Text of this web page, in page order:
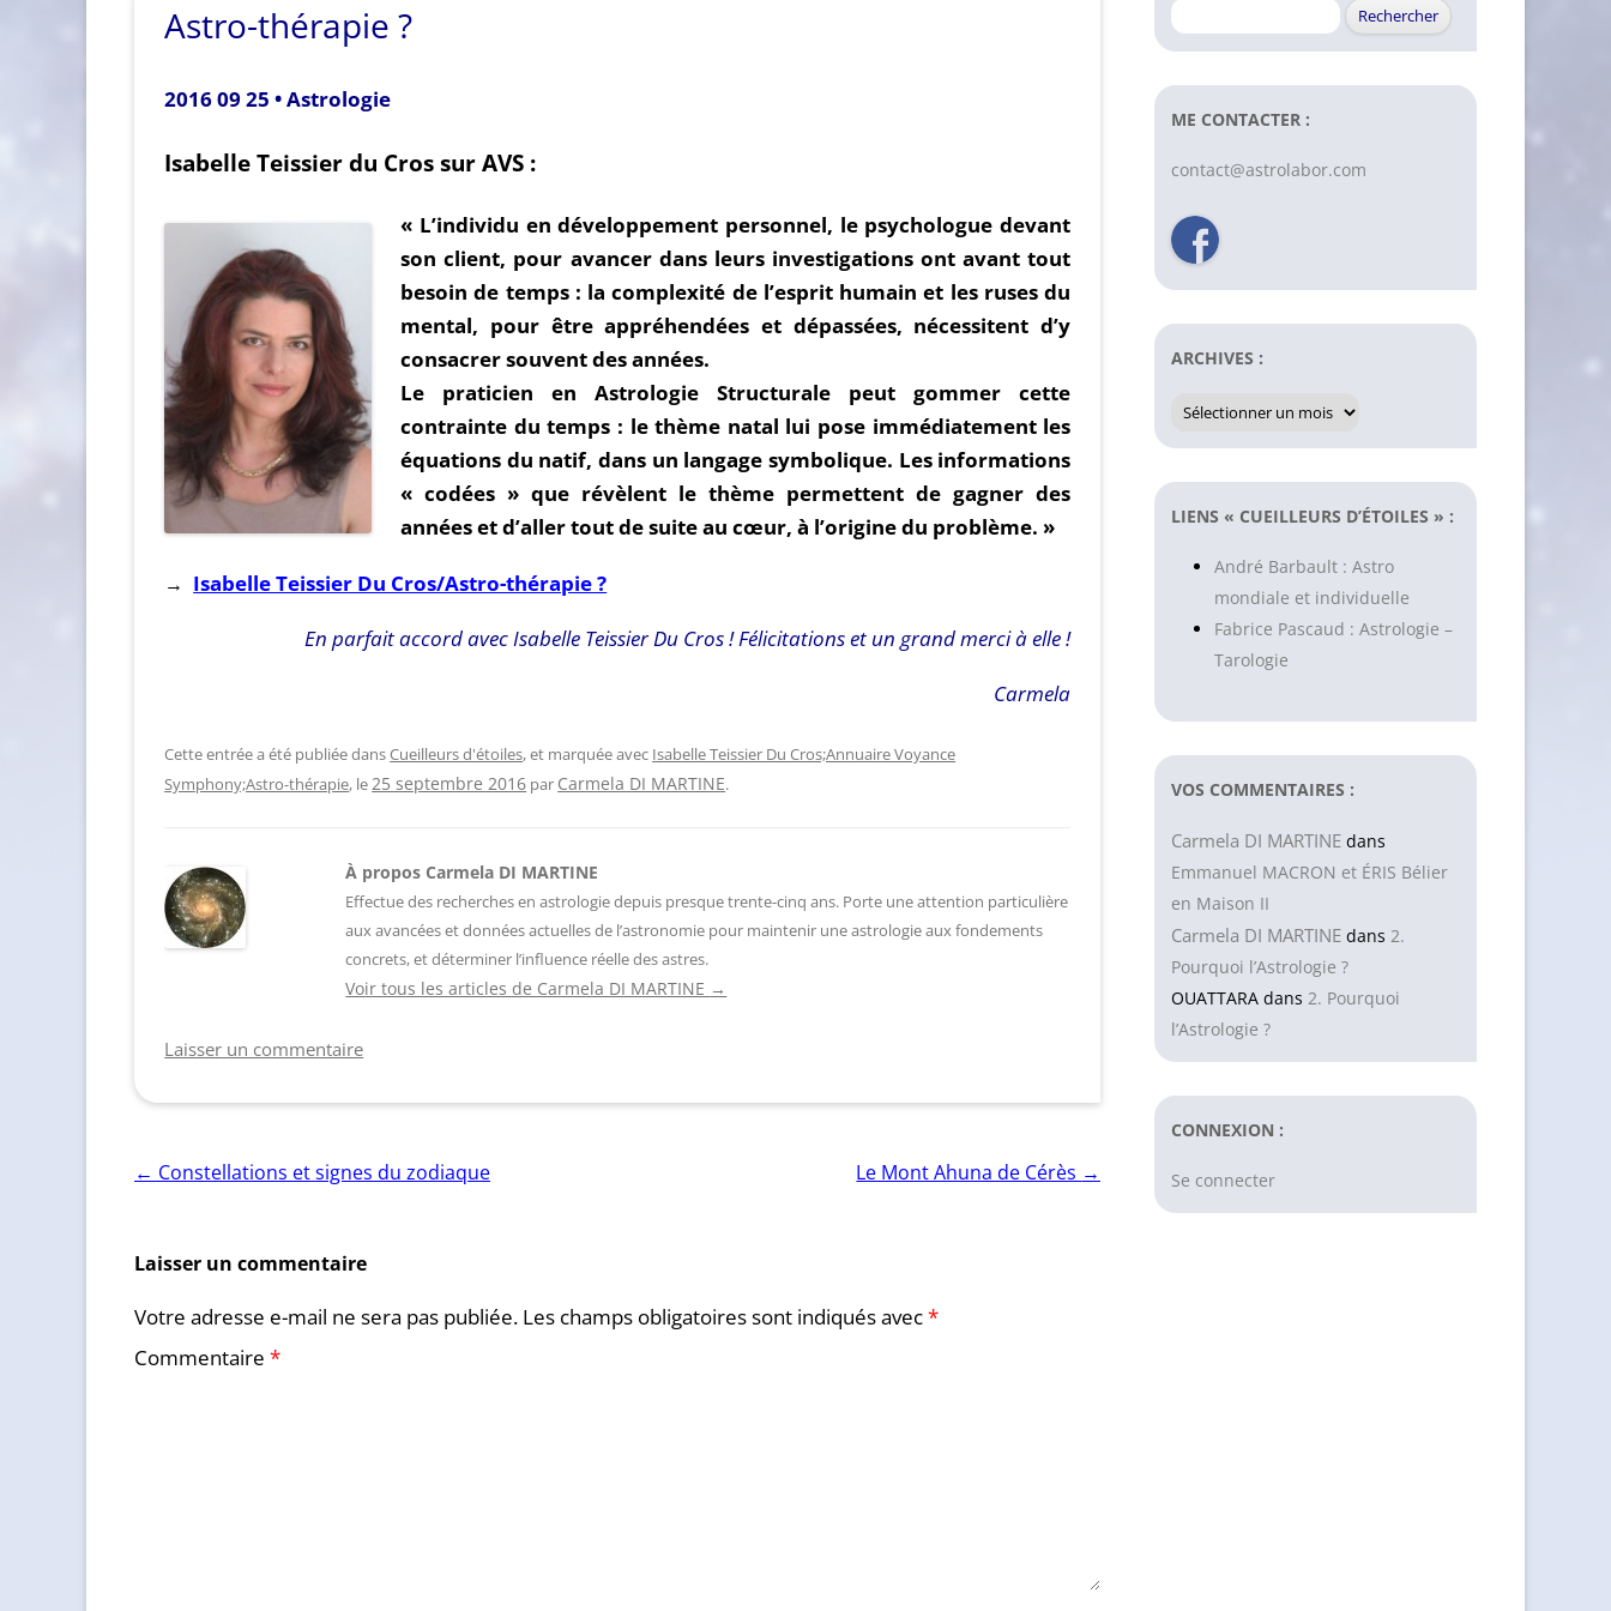
Astro-thérapie ?
2016 09 25 • Astrologie
Isabelle Teissier du Cros sur AVS :
« L’individu en développement personnel, le psychologue devant
son client, pour avancer dans leurs investigations ont avant tout
besoin de temps : la complexité de l’esprit humain et les ruses du
mental, pour être appréhendées et dépassées, nécessitent d’y
consacrer souvent des années.
Le praticien en Astrologie Structurale peut gommer cette
contrainte du temps : le thème natal lui pose immédiatement les
équations du natif, dans un langage symbolique. Les informations
« codées » que révèlent le thème permettent de gagner des
années et d’aller tout de suite au cœur, à l’origine du problème. »
→ Isabelle Teissier Du Cros/Astro-thérapie ?
En parfait accord avec Isabelle Teissier Du Cros ! Félicitations et un grand merci à elle !
Carmela
Cette entrée a été publiée dansCueilleurs d'étoiles, et marquée avec Isabelle Teissier Du Cros;Annuaire Voyance
Symphony;Astro-thérapie, le25 septembre 2016 par Carmela DI MARTINE.
À propos Carmela DI MARTINE
Effectue des recherches en astrologie depuis presque trente-cinq ans. Porte une attention particulière
aux avancées et données actuelles de l’astronomie pour maintenir une astrologie aux fondements
concrets, et déterminer l’influence réelle des astres.
Voir tous les articles de Carmela DI MARTINE →
Laisser un commentaire
Navigation
← Constellations et signes du zodiaque Le Mont Ahuna de Cérès →
Laisser un commentaire
Votre adresse e-mail ne sera pas publiée. Les champs obligatoires sont indiqués avec*
Commentaire *
Rechercher :
ME CONTACTER :
contact@astrolabor.com
ARCHIVES :
Archives
LIENS « CUEILLEURS D’ÉTOILES » :
André Barbault : Astro
mondiale et individuelle
Fabrice Pascaud : Astrologie –
Tarologie
VOS COMMENTAIRES :
Carmela DI MARTINE dans
Emmanuel MACRON et ÉRIS Bélier
en Maison II
Carmela DI MARTINE dans 2.
Pourquoi l’Astrologie ?
OUATTARA dans 2. Pourquoi
l’Astrologie ?
CONNEXION :
Se connecter